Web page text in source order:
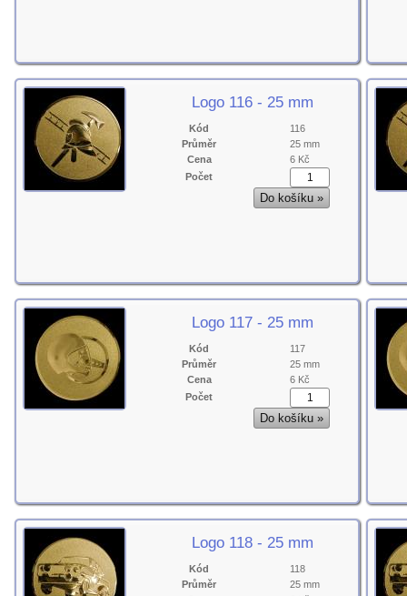
Logo 116 - 25 mm
Kód
116
Průměr
25 mm
Cena
6 Kč
Počet
Logo 117 - 25 mm
Kód
117
Průměr
25 mm
Cena
6 Kč
Počet
Logo 118 - 25 mm
Kód
118
Průměr
25 mm